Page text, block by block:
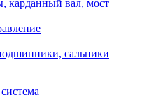
карданный вал, мост
сальники